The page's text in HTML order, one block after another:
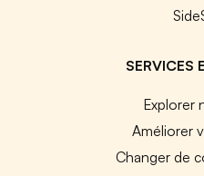
SERVICES
Explorer
Améliorer
Changer de